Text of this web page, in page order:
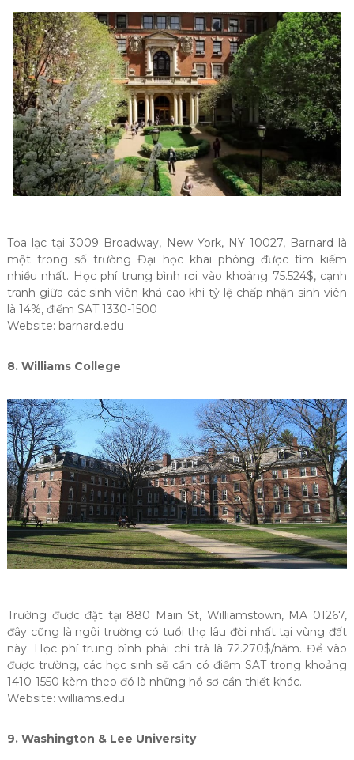
Tọa lạc tại 3009 Broadway, New York, NY 10027, Barnard là
một trong số trường Đại học khai phóng được tìm kiếm
nhiều nhất. Học phí trung bình rơi vào khoảng 75.524$, cạnh
tranh giữa các sinh viên khá cao khi tỷ lệ chấp nhận sinh viên
là 14%, điểm SAT 1330-1500
Website: barnard.edu
8. Williams College
Trường được đặt tại 880 Main St, Williamstown, MA 01267,
đây cũng là ngôi trường có tuổi thọ lâu đời nhất tại vùng đất
này. Học phí trung bình phải chi trả là 72.270$/năm. Để vào
được trường, các học sinh sẽ cần có điểm SAT trong khoảng
1410-1550 kèm theo đó là những hồ sơ cần thiết khác.
Website: williams.edu
9. Washington & Lee University